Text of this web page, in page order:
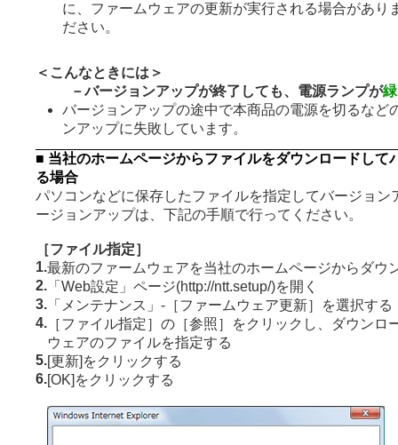
に、ファームウェアの更新が実行される場合があり
ださい。
＜こんなときには＞
－バージョンアップが終了しても、電源ランプが
バージョンアップの途中で本商品の電源を切るなど
ンアップに失敗しています。
■ 当社のホームページからファイルをダウンロードして
る場合
パソコンなどに保存したファイルを指定してバージョン
ージョンアップは、下記の手順で行ってください。
［ファイル指定］
1.最新のファームウェアを当社のホームページからダウ
2. 「Web設定」ページ(http://ntt.setup/)を開く
3. 「メンテナンス」-［ファームウェア更新］を選択する
4. ［ファイル指定］の［参照］をクリックし、ダウンロ
ウェアのファイルを指定する
5. [更新]をクリックする
6. [OK]をクリックする